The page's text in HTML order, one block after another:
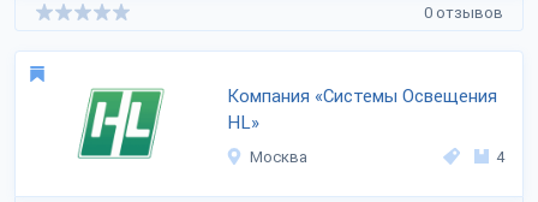
0 отзывов
Компания «Системы Освещения
HL»
Москва 4